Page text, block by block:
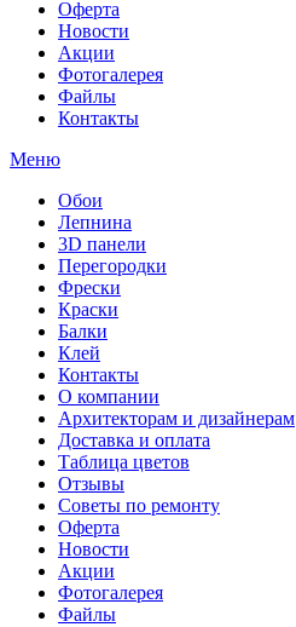
Оферта
Новости
Акции
Фотогалерея
Файлы
Контакты
Меню
Обои
Лепнина
3D панели
Перегородки
Фрески
Краски
Балки
Клей
Контакты
О компании
Архитекторам и дизайнерам
Доставка и оплата
Таблица цветов
Отзывы
Советы по ремонту
Оферта
Новости
Акции
Фотогалерея
Файлы